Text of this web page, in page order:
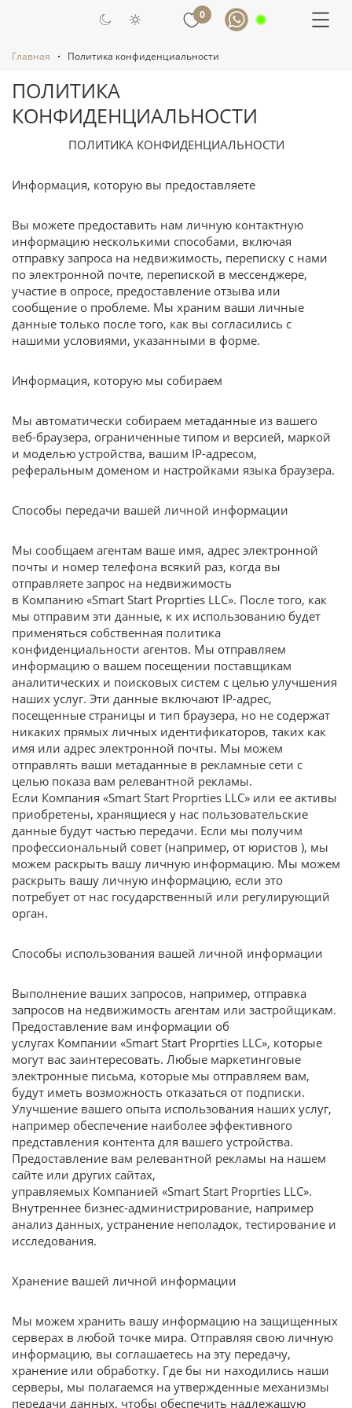
0
Главная Политика конфиденциальности
ПОЛИТИКА
КОНФИДЕНЦИАЛЬНОСТИ
ПОЛИТИКА КОНФИДЕНЦИАЛЬНОСТИ
Информация, которую вы предоставляете
Вы можете предоставить нам личную контактную
информацию несколькими способами, включая
отправку запроса на недвижимость, переписку с нами
по электронной почте, перепиской в мессенджере,
участие в опросе, предоставление отзыва или
сообщение о проблеме. Мы храним ваши личные
данные только после того, как вы согласились с
нашими условиями, указанными в форме.
Информация, которую мы собираем
Мы автоматически собираем метаданные из вашего
веб-браузера, ограниченные типом и версией, маркой
и моделью устройства, вашим IP-адресом,
реферальным доменом и настройками языка браузера.
Способы передачи вашей личной информации
Мы сообщаем агентам ваше имя, адрес электронной
почты и номер телефона всякий раз, когда вы
отправляете запрос на недвижимость
в Компанию «Smart Start Proprties LLC». После того, как
мы отправим эти данные, к их использованию будет
применяться собственная политика
конфиденциальности агентов. Мы отправляем
информацию о вашем посещении поставщикам
аналитических и поисковых систем с целью улучшения
наших услуг. Эти данные включают IP-адрес,
посещенные страницы и тип браузера, но не содержат
никаких прямых личных идентификаторов, таких как
имя или адрес электронной почты. Мы можем
отправлять ваши метаданные в рекламные сети с
целью показа вам релевантной рекламы.
Если Компания «Smart Start Proprties LLC» или ее активы
приобретены, хранящиеся у нас пользовательские
данные будут частью передачи. Если мы получим
профессиональный совет (например, от юристов ), мы
можем раскрыть вашу личную информацию. Мы можем
раскрыть вашу личную информацию, если это
потребует от нас государственный или регулирующий
орган.
Способы использования вашей личной информации
Выполнение ваших запросов, например, отправка
запросов на недвижимость агентам или застройщикам.
Предоставление вам информации об
услугах Компании «Smart Start Proprties LLC», которые
могут вас заинтересовать. Любые маркетинговые
электронные письма, которые мы отправляем вам,
будут иметь возможность отказаться от подписки.
Улучшение вашего опыта использования наших услуг,
например обеспечение наиболее эффективного
представления контента для вашего устройства.
Предоставление вам релевантной рекламы на нашем
сайте или других сайтах,
управляемых Компанией «Smart Start Proprties LLC».
Внутреннее бизнес-администрирование, например
анализ данных, устранение неполадок, тестирование и
исследования.
Хранение вашей личной информации
Мы можем хранить вашу информацию на защищенных
серверах в любой точке мира. Отправляя свою личную
информацию, вы соглашаетесь на эту передачу,
хранение или обработку. Где бы ни находились наши
серверы, мы полагаемся на утвержденные механизмы
передачи данных, чтобы обеспечить надлежащую